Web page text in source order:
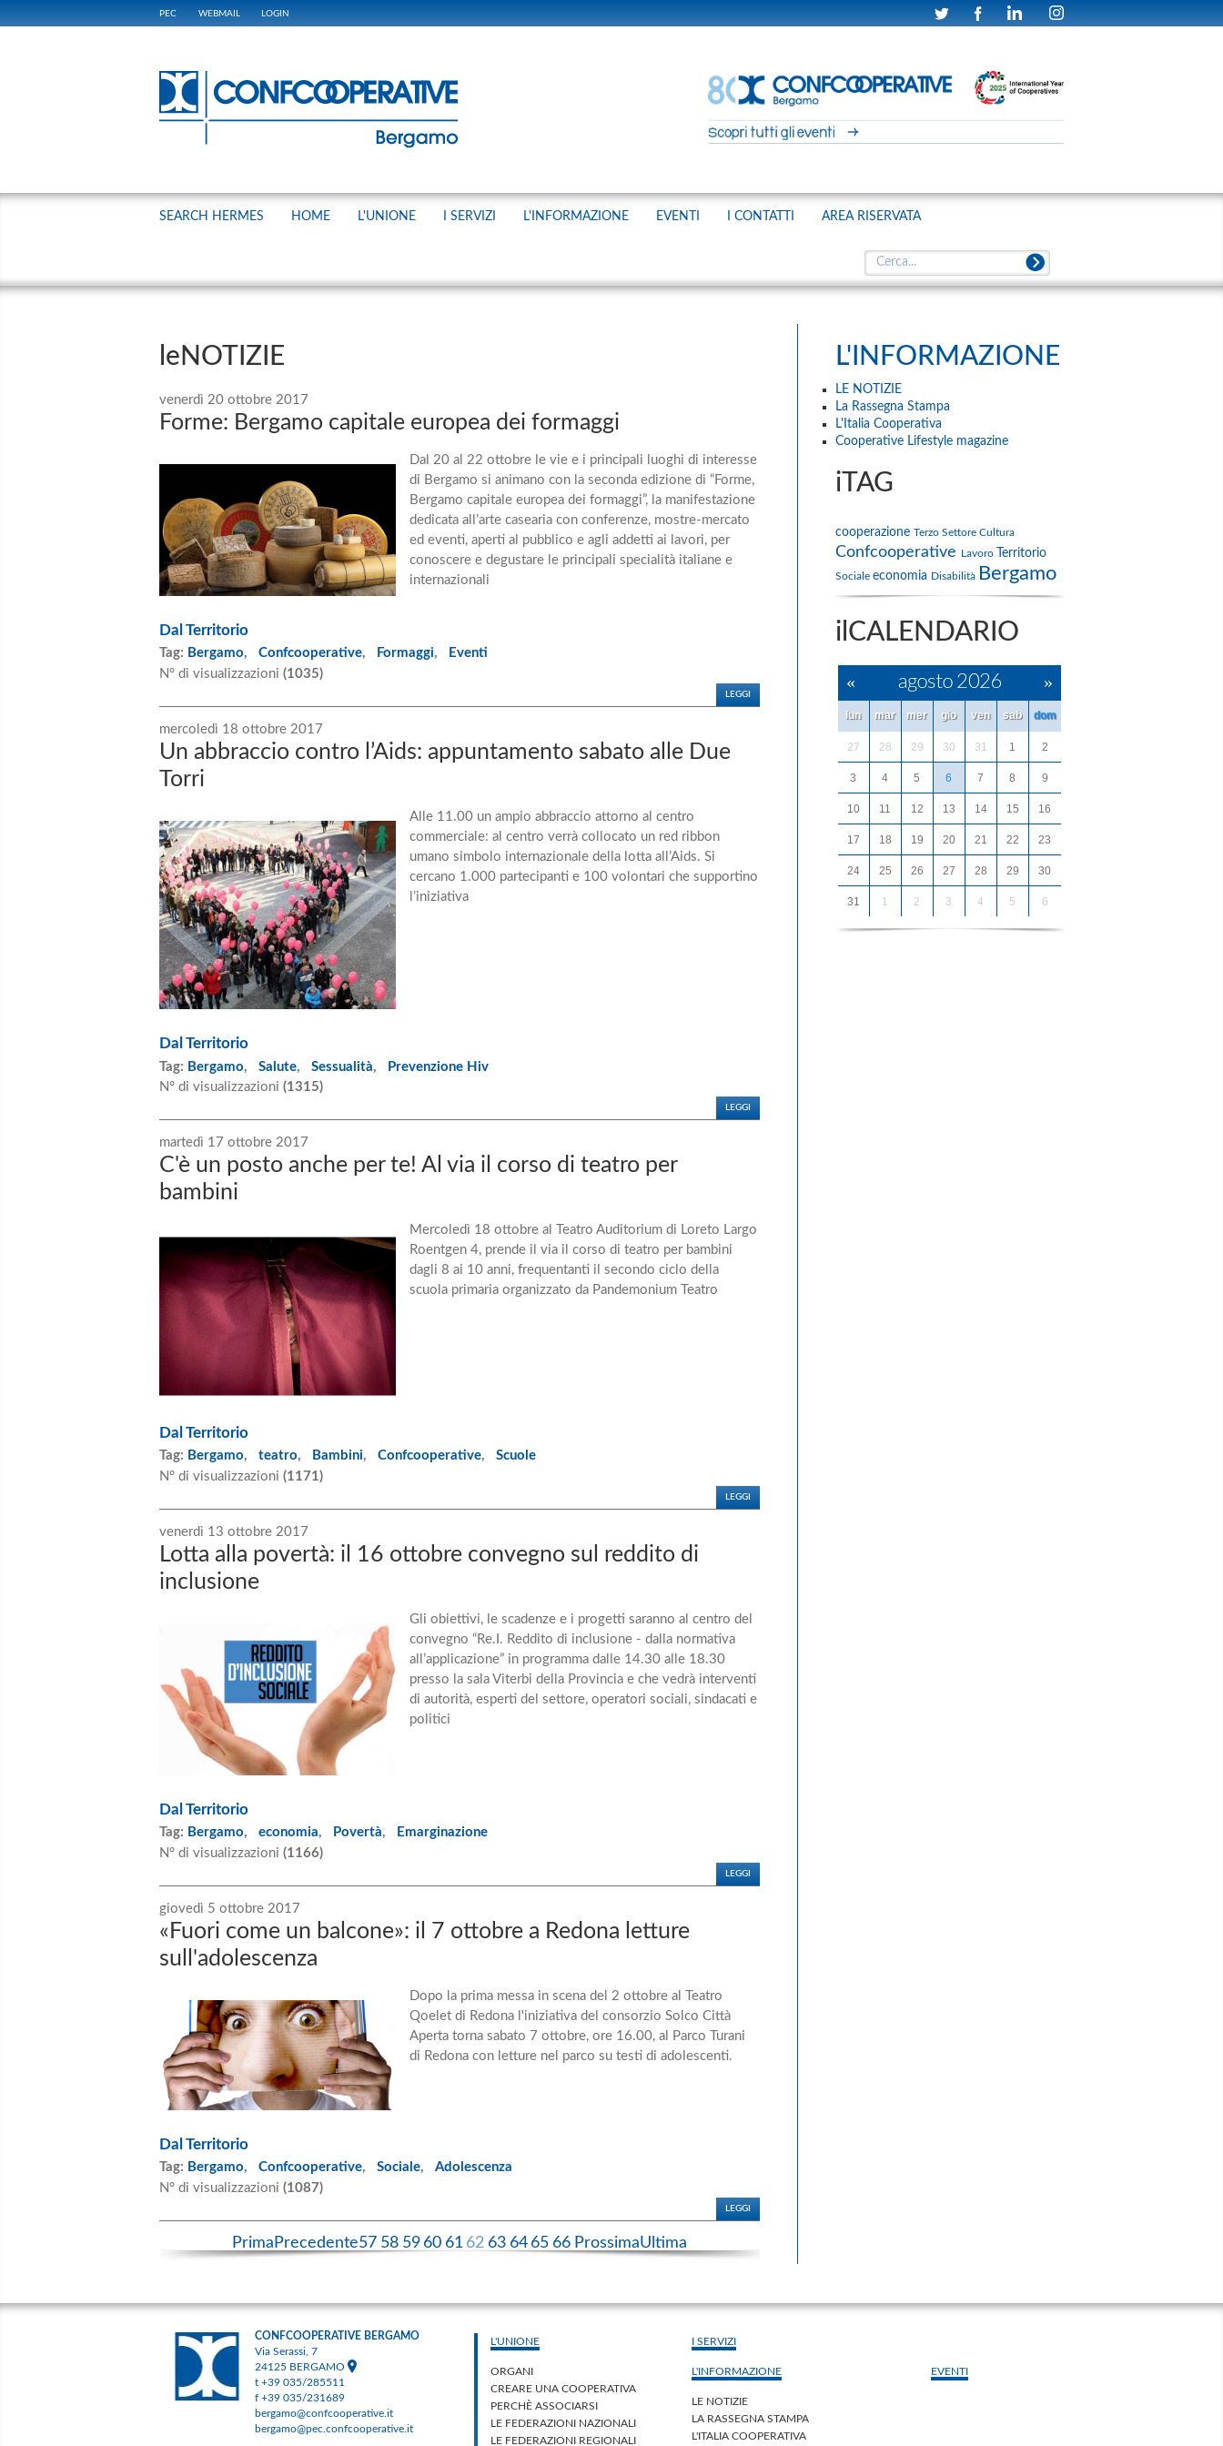
PEC WEBMAIL LOGIN
SEARCH HERMES HOME L'UNIONE I SERVIZI L'INFORMAZIONE EVENTI I CONTATTI AREA RISERVATA
leNOTIZIE
venerdì 20 ottobre 2017
Forme: Bergamo capitale europea dei formaggi
Dal 20 al 22 ottobre le vie e i principali luoghi di interesse
di Bergamo si animano con la seconda edizione di “Forme,
Bergamo capitale europea dei formaggi”, la manifestazione
dedicata all’arte casearia con conferenze, mostre-mercato
ed eventi, aperti al pubblico e agli addetti ai lavori, per
conoscere e degustare le principali specialità italiane e
internazionali
Dal Territorio
Tag: Bergamo, Confcooperative, Formaggi,
Eventi
N° di visualizzazioni (1035)
LEGGI
mercoledì 18 ottobre 2017
Un abbraccio contro l’Aids: appuntamento sabato alle Due
Torri
Alle 11.00 un ampio abbraccio attorno al centro
commerciale: al centro verrà collocato un red ribbon
umano simbolo internazionale della lotta all’Aids. Si
cercano 1.000 partecipanti e 100 volontari che supportino
l’iniziativa
Dal Territorio
Tag: Bergamo, Salute, Sessualità,
Prevenzione Hiv
N° di visualizzazioni (1315)
LEGGI
martedì 17 ottobre 2017
C'è un posto anche per te! Al via il corso di teatro per
bambini
Mercoledì 18 ottobre al Teatro Auditorium di Loreto Largo
Roentgen 4, prende il via il corso di teatro per bambini
dagli 8 ai 10 anni, frequentanti il secondo ciclo della
scuola primaria organizzato da Pandemonium Teatro
Dal Territorio
Tag: Bergamo, teatro, Bambini, Confcooperative, Scuole
N° di visualizzazioni (1171)
LEGGI
venerdì 13 ottobre 2017
Lotta alla povertà: il 16 ottobre convegno sul reddito di
inclusione
Gli obiettivi, le scadenze e i progetti saranno al centro del
convegno “Re.I. Reddito di inclusione - dalla normativa
all’applicazione” in programma dalle 14.30 alle 18.30
presso la sala Viterbi della Provincia e che vedrà interventi
di autorità, esperti del settore, operatori sociali, sindacati e
politici
Dal Territorio
Tag: Bergamo, economia, Povertà,
Emarginazione
N° di visualizzazioni (1166)
LEGGI
giovedì 5 ottobre 2017
«Fuori come un balcone»: il 7 ottobre a Redona letture
sull'adolescenza
Dopo la prima messa in scena del 2 ottobre al Teatro
Qoelet di Redona l'iniziativa del consorzio Solco Città
Aperta torna sabato 7 ottobre, ore 16.00, al Parco Turani
di Redona con letture nel parco su testi di adolescenti.
Dal Territorio
Tag: Bergamo, Confcooperative, Sociale, Adolescenza
N° di visualizzazioni (1087)
LEGGI
Prima Precedente57 58 59 60 61 62 63 64 65 66 ProssimaUltima
L'INFORMAZIONE
LE NOTIZIE
La Rassegna Stampa
L'Italia Cooperativa
Cooperative Lifestyle magazine
iTAG
cooperazione Terzo Settore Cultura
Confcooperative Lavoro Territorio
Sociale economia Disabilità Bergamo
ilCALENDARIO
« agosto 2026 »
lun mar mer gio ven sab dom
27 28 29 30 31 1 2
3 4 5 6 7 8 9
10 11 12 13 14 15 16
17 18 19 20 21 22 23
24 25 26 27 28 29 30
31 1 2 3 4 5 6
L'UNIONE
ORGANI
CREARE UNA COOPERATIVA
PERCHÈ ASSOCIARSI
LE FEDERAZIONI NAZIONALI
LE FEDERAZIONI REGIONALI
I SERVIZI
L'INFORMAZIONE
LE NOTIZIE
LA RASSEGNA STAMPA
L'ITALIA COOPERATIVA
EVENTI
CONFCOOPERATIVE BERGAMO
Via Serassi, 7
24125 BERGAMO
t +39 035/285511
f +39 035/231689
bergamo@confcooperative.it
bergamo@pec.confcooperative.it